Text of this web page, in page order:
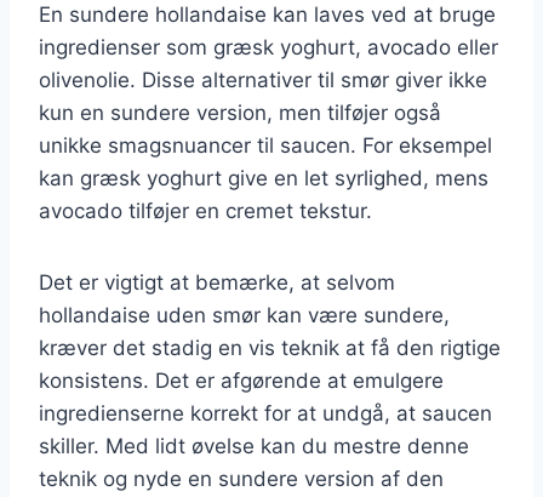
En sundere hollandaise kan laves ved at bruge
ingredienser som græsk yoghurt, avocado eller
olivenolie. Disse alternativer til smør giver ikke
kun en sundere version, men tilføjer også
unikke smagsnuancer til saucen. For eksempel
kan græsk yoghurt give en let syrlighed, mens
avocado tilføjer en cremet tekstur.
Det er vigtigt at bemærke, at selvom
hollandaise uden smør kan være sundere,
kræver det stadig en vis teknik at få den rigtige
konsistens. Det er afgørende at emulgere
ingredienserne korrekt for at undgå, at saucen
skiller. Med lidt øvelse kan du mestre denne
teknik og nyde en sundere version af den